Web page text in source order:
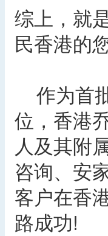
综上，就
民香港的
作为首
位，香港
人及其附
咨询、安
客户在香
路成功!